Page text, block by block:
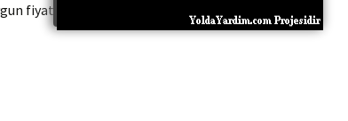
fiyatlı oto kurtarma çekici kurtarıcı ve vinç